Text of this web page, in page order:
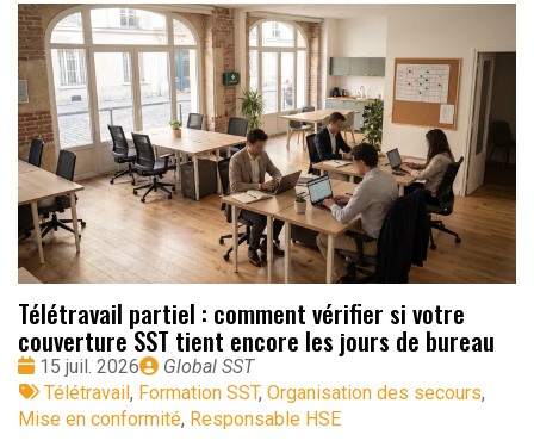
Télétravail partiel : comment vérifier si votre
couverture SST tient encore les jours de bureau
Date
:
15 juil. 2026
Publié
par
Global SST
Tags
:
Télétravail, Formation SST, Organisation des secours,
Mise en conformité, Responsable HSE